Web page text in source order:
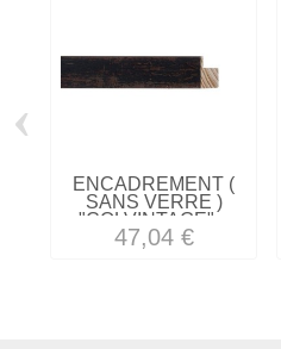
ENCADREMENT (
SANS VERRE )
"COLVINTAGE"...
47,04 €
‹